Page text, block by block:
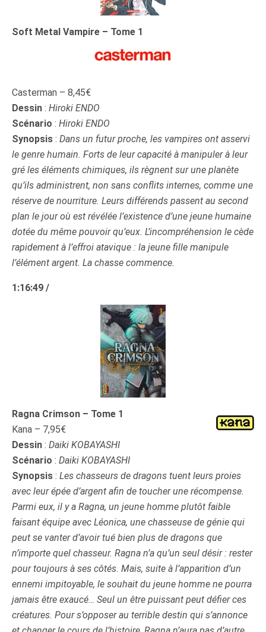
Soft Metal Vampire – Tome 1
Casterman – 8,45€
Dessin : Hiroki ENDO
Scénario : Hiroki ENDO
Synopsis : Dans un futur proche, les vampires ont asservi
le genre humain. Forts de leur capacité à manipuler à leur
gré les éléments chimiques, ils règnent sur une planète
qu’ils administrent, non sans conflits internes, comme une
réserve de nourriture. Leurs différends passent au second
plan le jour où est révélée l’existence d’une jeune humaine
dotée du même pouvoir qu’eux. L’incompréhension le cède
rapidement à l’effroi atavique : la jeune fille manipule
l’élément argent. La chasse commence.
1:16:49 /
Ragna Crimson – Tome 1
Kana – 7,95€
Dessin : Daiki KOBAYASHI
Scénario : Daiki KOBAYASHI
Synopsis : Les chasseurs de dragons tuent leurs proies
avec leur épée d’argent afin de toucher une récompense.
Parmi eux, il y a Ragna, un jeune homme plutôt faible
faisant équipe avec Léonica, une chasseuse de génie qui
peut se vanter d’avoir tué bien plus de dragons que
n’importe quel chasseur. Ragna n’a qu’un seul désir : rester
pour toujours à ses côtés. Mais, suite à l’apparition d’un
ennemi impitoyable, le souhait du jeune homme ne pourra
jamais être exaucé… Seul un être puissant peut défier ces
créatures. Pour s’opposer au terrible destin qui s’annonce